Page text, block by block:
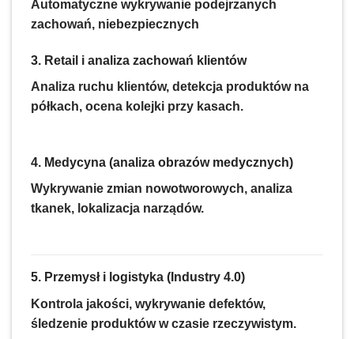
Automatyczne wykrywanie podejrzanych
zachowań, niebezpiecznych
3. Retail i analiza zachowań klientów
Analiza ruchu klientów, detekcja produktów na
półkach, ocena kolejki przy kasach.
4. Medycyna (analiza obrazów medycznych)
Wykrywanie zmian nowotworowych, analiza
tkanek, lokalizacja narządów.
5. Przemysł i logistyka (Industry 4.0)
Kontrola jakości, wykrywanie defektów,
śledzenie produktów w czasie rzeczywistym.